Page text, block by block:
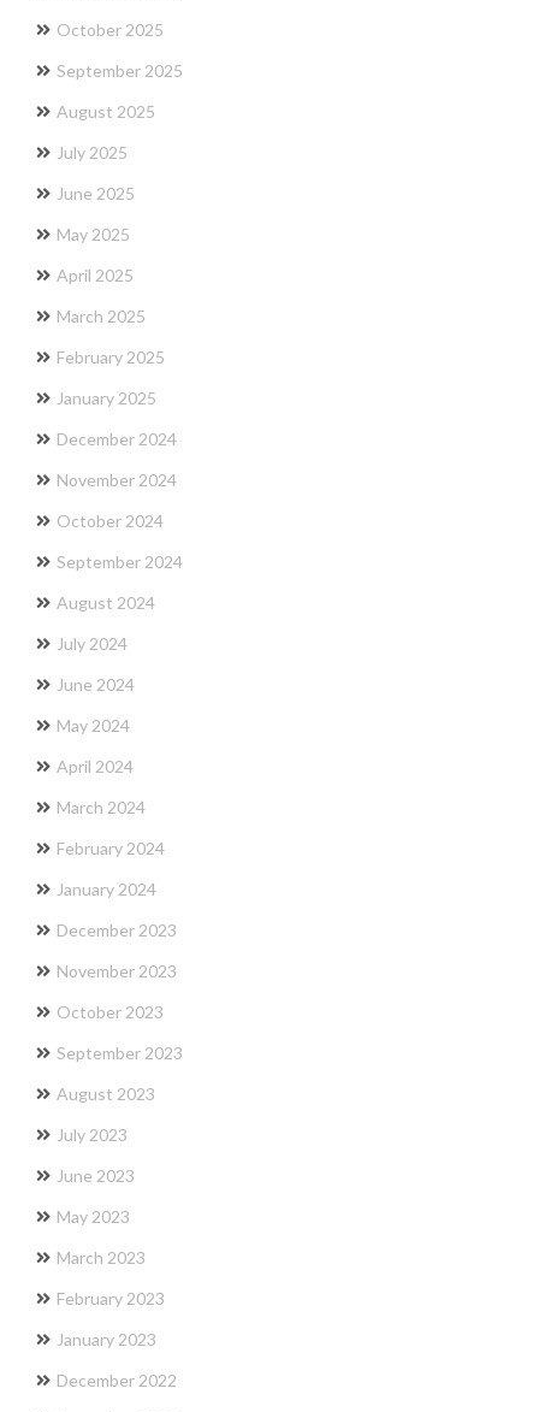
October 2025
September 2025
August 2025
July 2025
June 2025
May 2025
April 2025
March 2025
February 2025
January 2025
December 2024
November 2024
October 2024
September 2024
August 2024
July 2024
June 2024
May 2024
April 2024
March 2024
February 2024
January 2024
December 2023
November 2023
October 2023
September 2023
August 2023
July 2023
June 2023
May 2023
March 2023
February 2023
January 2023
December 2022